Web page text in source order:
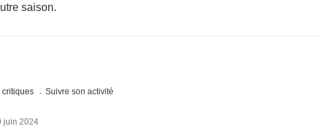
saison.
critiques Suivre son activité
juin 2024